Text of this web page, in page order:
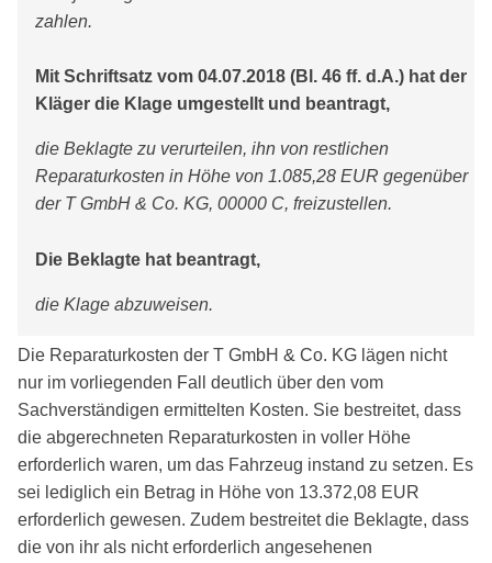
zahlen.
Mit Schriftsatz vom 04.07.2018 (Bl. 46 ff. d.A.) hat der
Kläger die Klage umgestellt und beantragt,
die Beklagte zu verurteilen, ihn von restlichen
Reparaturkosten in Höhe von 1.085,28 EUR gegenüber
der T GmbH & Co. KG, 00000 C, freizustellen.
Die Beklagte hat beantragt,
die Klage abzuweisen.
Die Reparaturkosten der T GmbH & Co. KG lägen nicht
nur im vorliegenden Fall deutlich über den vom
Sachverständigen ermittelten Kosten. Sie bestreitet, dass
die abgerechneten Reparaturkosten in voller Höhe
erforderlich waren, um das Fahrzeug instand zu setzen. Es
sei lediglich ein Betrag in Höhe von 13.372,08 EUR
erforderlich gewesen. Zudem bestreitet die Beklagte, dass
die von ihr als nicht erforderlich angesehenen